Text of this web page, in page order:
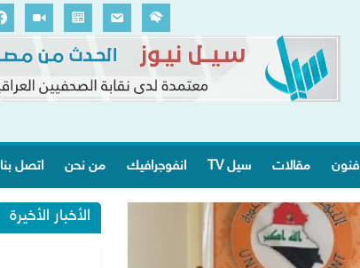
مقالات سيل TV انفوجرافيك من نحن اتصل بنا
الأخبار الأخيرة